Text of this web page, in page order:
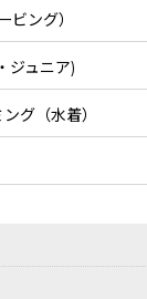
ング）
ジュニア)
グ（水着）